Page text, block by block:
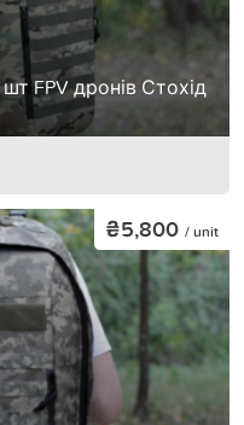
FPV дронів Стохід
₴5,800 / unit